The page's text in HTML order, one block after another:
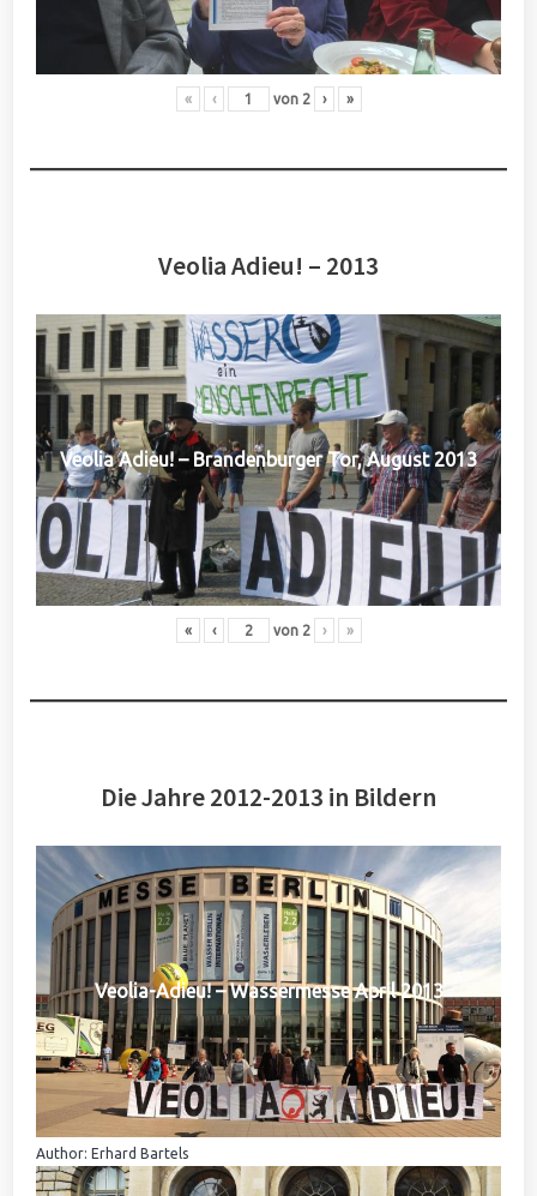
« ‹ von 2 › »
Veolia Adieu! – 2013
Veolia Adieu! – Brandenburger Tor, August 2013
« ‹ von 2 › »
Die Jahre 2012-2013 in Bildern
Veolia-Adieu! – Wassermesse April 2013
Author: Erhard Bartels